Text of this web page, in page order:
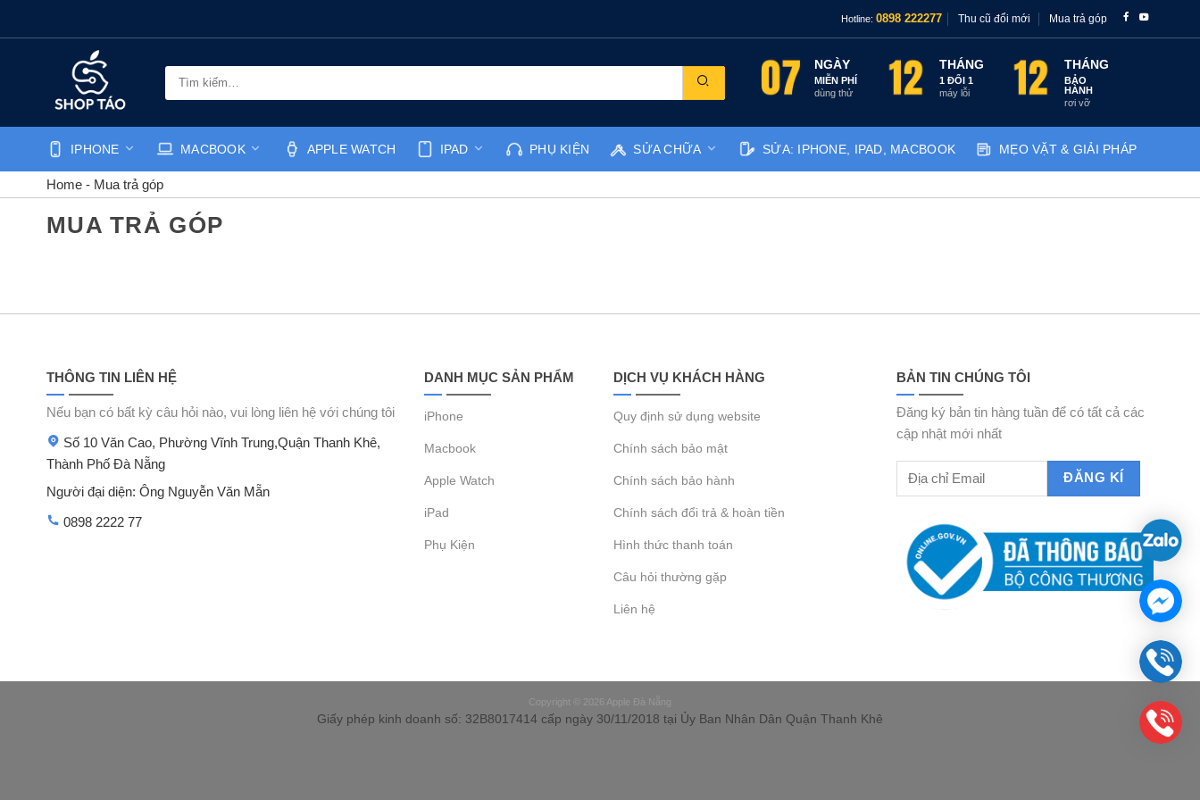
Hotline: 0898 222277 Thu cũ đổi mới Mua trả góp
Tìm
NGÀY
MIỄN PHÍ
dùng thử
THÁNG
1 ĐỔI 1
máy lỗi
THÁNG
BẢO
HÀNH
rơi vỡ
IPHONE MACBOOK APPLE WATCH IPAD PHỤ KIỆN SỬA CHỮA SỬA: IPHONE, IPAD, MACBOOK MẸO VẶT & GIẢI PHÁP
Home - Mua trả góp
MUA TRẢ GÓP
THÔNG TIN LIÊN HỆ
Nếu bạn có bất kỳ câu hỏi nào, vui lòng liên hệ với chúng tôi
Số 10 Văn Cao, Phường Vĩnh Trung,Quận Thanh Khê,
Thành Phố Đà Nẵng
Người đại diện: Ông Nguyễn Văn Mẵn
0898 2222 77
DANH MỤC SẢN PHẨM
iPhone
Macbook
Apple Watch
iPad
Phụ Kiện
DỊCH VỤ KHÁCH HÀNG
Quy định sử dụng website
Chính sách bảo mật
Chính sách bảo hành
Chính sách đổi trả & hoàn tiền
Hình thức thanh toán
Câu hỏi thường gặp
Liên hệ
BẢN TIN CHÚNG TÔI
Đăng ký bản tin hàng tuần để có tất cả các
cập nhật mới nhất
Copyright © 2026 Apple Đà Nẵng
Giấy phép kinh doanh số: 32B8017414 cấp ngày 30/11/2018 tại Ủy Ban Nhân Dân Quận Thanh Khê